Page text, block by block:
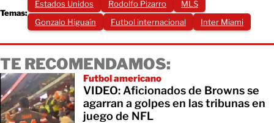
Temas:
Estados Unidos Rodolfo Pizarro
MLS
Gonzalo Higuaín
Futbol internacional Inter Miami
TE RECOMENDAMOS:
Futbol americano
VIDEO: Aficionados de Browns se
agarran a golpes en las tribunas en
juego de NFL